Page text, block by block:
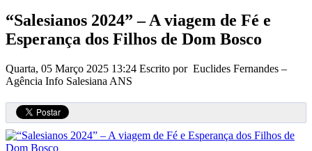
“Salesianos 2024” – A viagem de Fé e
Esperança dos Filhos de Dom Bosco
Quarta, 05 Março 2025 13:24 Escrito por Euclides Fernandes –
Agência Info Salesiana ANS